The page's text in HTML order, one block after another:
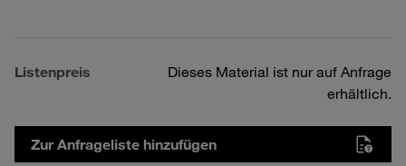
Listenpreis
Dieses Material ist nur auf Anfrage
erhältlich.
Zur Anfrageliste hinzufügen